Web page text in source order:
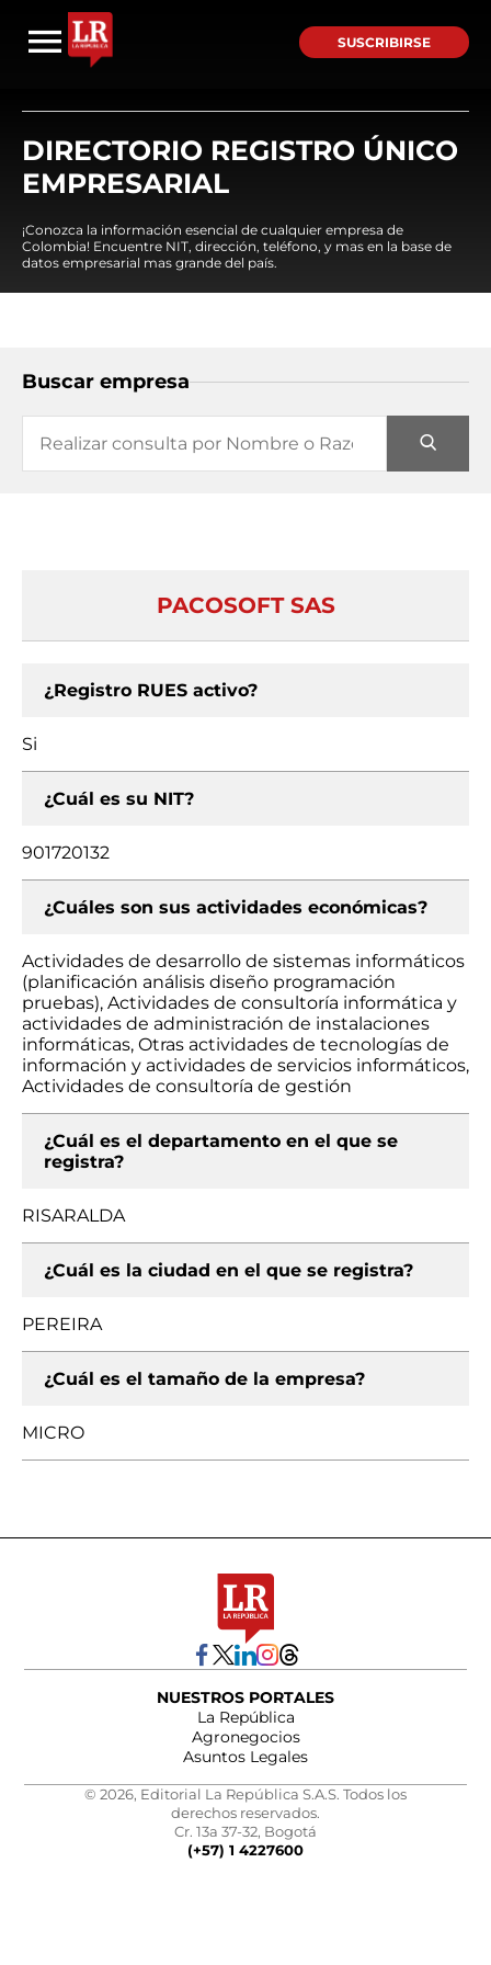
SUSCRIBIRSE
DIRECTORIO REGISTRO ÚNICO
EMPRESARIAL
¡Conozca la información esencial de cualquier empresa de
Colombia! Encuentre NIT, dirección, teléfono, y mas en la base de
datos empresarial mas grande del país.
Buscar empresa
PACOSOFT SAS
¿Registro RUES activo?
Si
¿Cuál es su NIT?
901720132
¿Cuáles son sus actividades económicas?
Actividades de desarrollo de sistemas informáticos
(planificación análisis diseño programación
pruebas), Actividades de consultoría informática y
actividades de administración de instalaciones
informáticas, Otras actividades de tecnologías de
información y actividades de servicios informáticos,
Actividades de consultoría de gestión
¿Cuál es el departamento en el que se
registra?
RISARALDA
¿Cuál es la ciudad en el que se registra?
PEREIRA
¿Cuál es el tamaño de la empresa?
MICRO
NUESTROS PORTALES
La República
Agronegocios
Asuntos Legales
© 2026, Editorial La República S.A.S. Todos los
derechos reservados.
Cr. 13a 37-32, Bogotá
(+57) 1 4227600